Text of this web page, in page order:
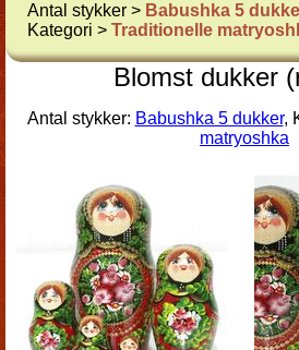
Antal stykker > Babushka 5
Kategori > Traditionelle
Blomst dukker
Antal stykker: Babushka 5 dukker,
matryoshka